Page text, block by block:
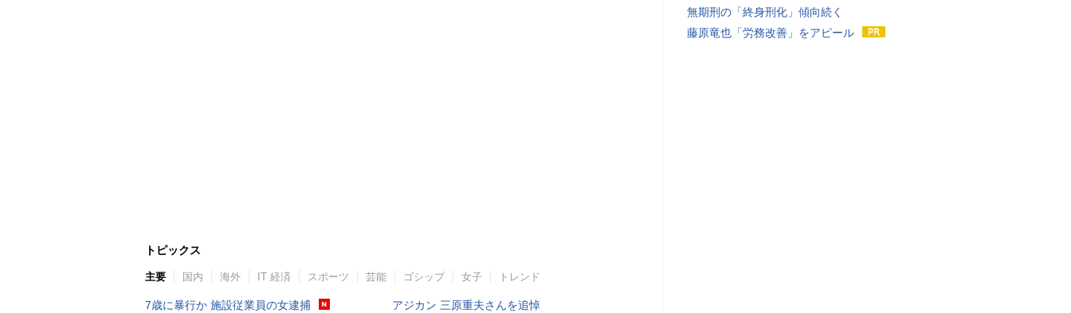
トピックス
主要 国内 海外 IT 経済 スポーツ 芸能 ゴシップ 女子 トレンド
7歳に暴行か 施設従業員の女逮捕
アジカン 三原重夫さんを追悼
無期刑の「終身刑化」傾向続く
藤原竜也「労務改善」をアピール